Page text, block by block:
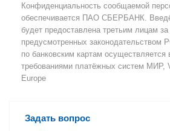
Конфиденциальность сообщаемой
обеспечивается ПАО СБЕРБАНК.
будет предоставлена третьим лицам
предусмотренных законодательством
по банковским картам осуществляется
требованиями платёжных систем МИР,
Europe
Задать вопрос